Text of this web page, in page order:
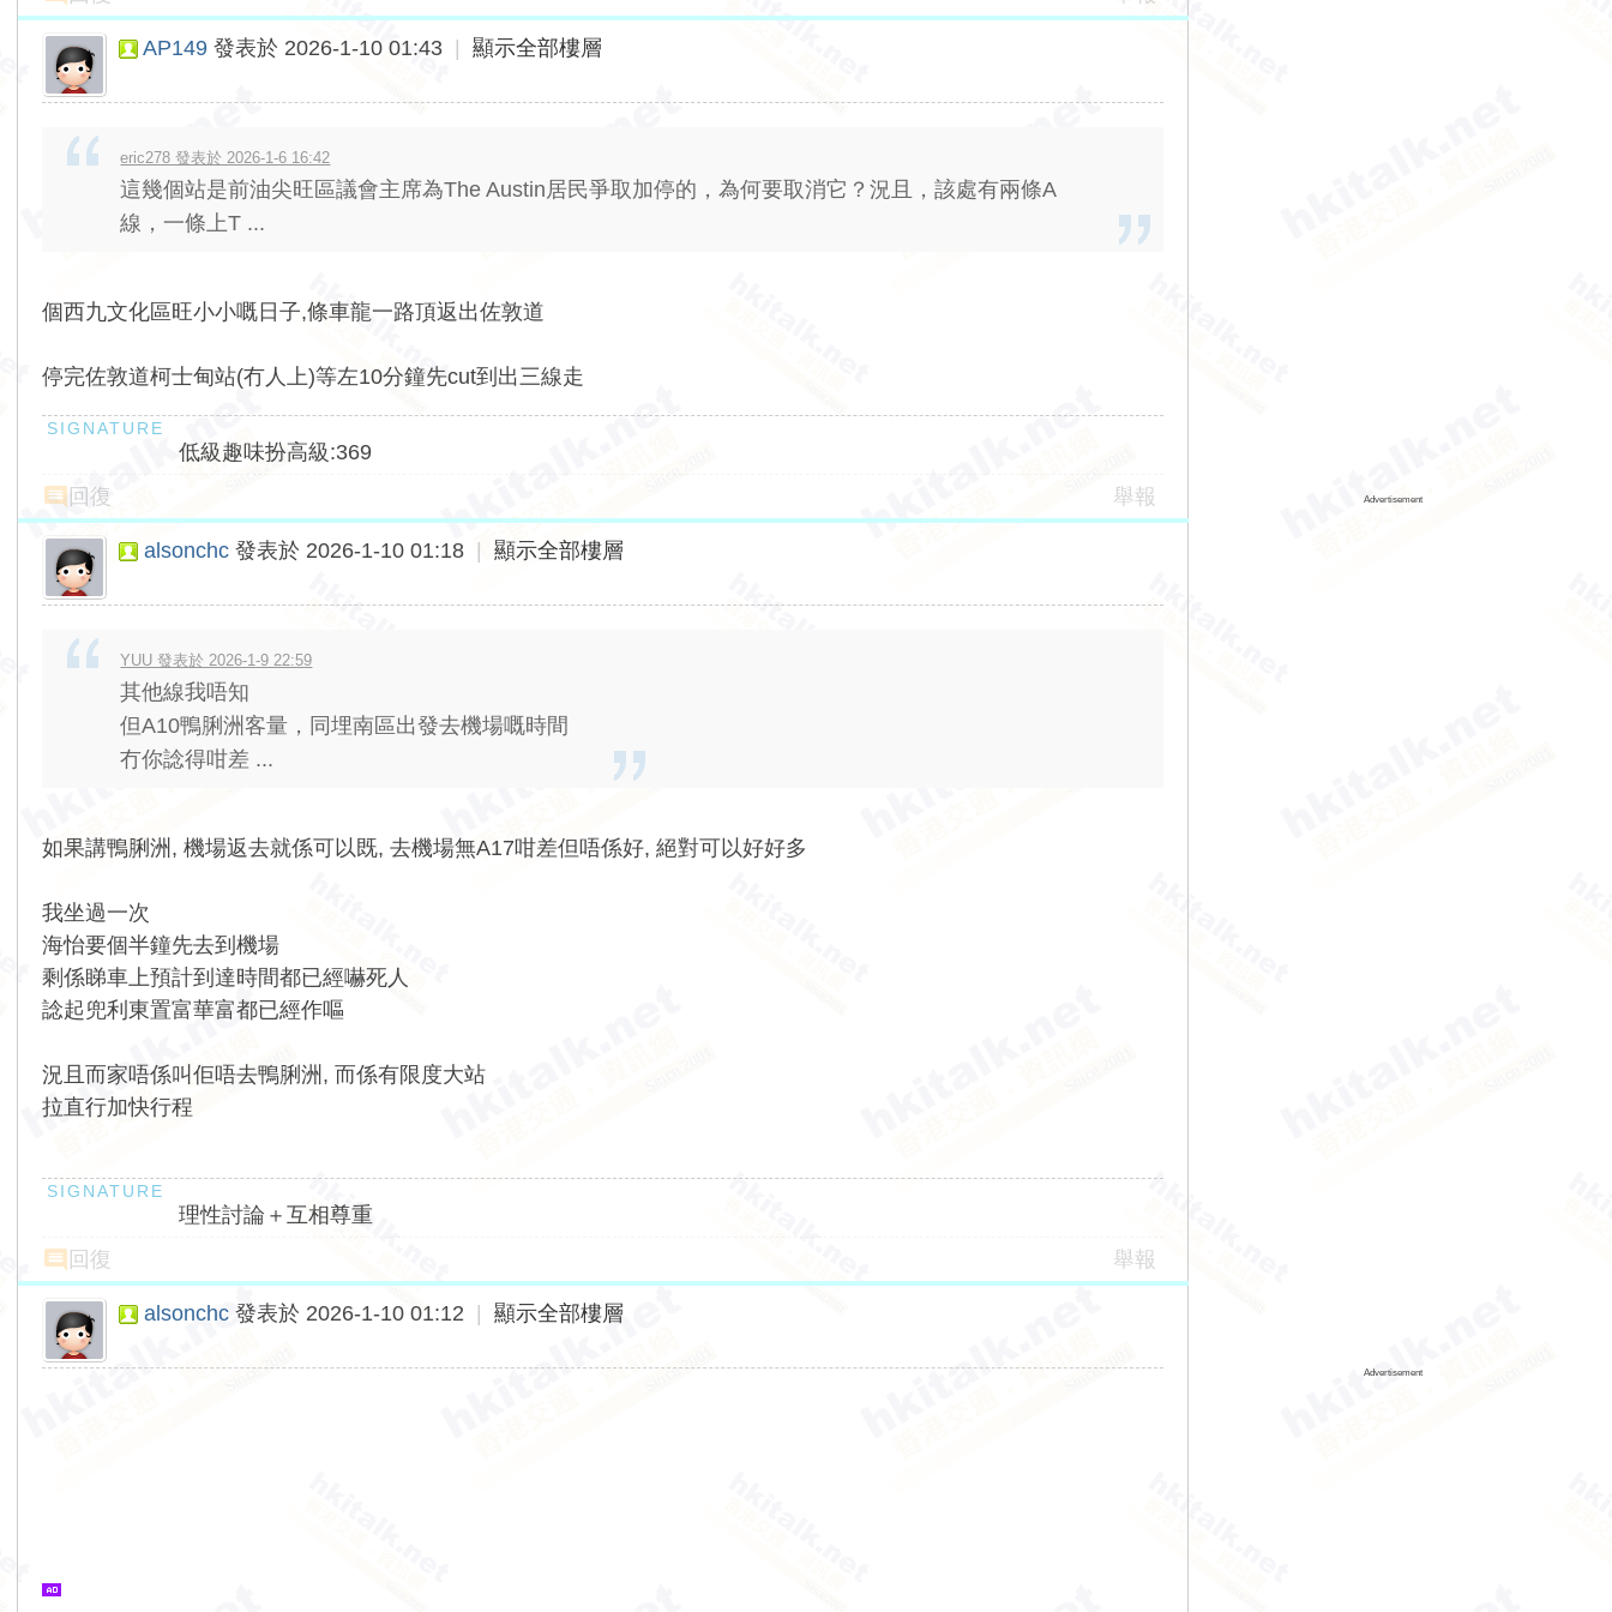
AP149 發表於 2026-1-10 01:43 顯示全部樓層
eric278 發表於 2026-1-6 16:42
這幾個站是前油尖旺區議會主席為The Austin居民爭取加停的，為何要取消它？況且，該處有兩條A
線，一條上T ...
個西九文化區旺小小嘅日子,條車龍一路頂返出佐敦道
停完佐敦道柯士甸站(冇人上)等左10分鐘先cut到出三線走
低級趣味扮高級:369
回復
舉報
alsonchc 發表於 2026-1-10 01:18 顯示全部樓層
YUU 發表於 2026-1-9 22:59
其他線我唔知
但A10鴨脷洲客量，同埋南區出發去機場嘅時間
冇你諗得咁差 ...
如果講鴨脷洲, 機場返去就係可以既, 去機場無A17咁差但唔係好, 絕對可以好好多
我坐過一次
海怡要個半鐘先去到機場
剩係睇車上預計到達時間都已經嚇死人
諗起兜利東置富華富都已經作嘔
況且而家唔係叫佢唔去鴨脷洲, 而係有限度大站
拉直行加快行程
理性討論＋互相尊重
回復
舉報
alsonchc 發表於 2026-1-10 01:12 顯示全部樓層
Advertisement
Advertisement